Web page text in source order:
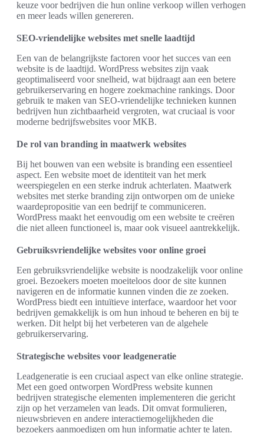
keuze voor bedrijven die hun online verkoop willen verhogen
en meer leads willen genereren.
SEO-vriendelijke websites met snelle laadtijd
Een van de belangrijkste factoren voor het succes van een
website is de laadtijd. WordPress websites zijn vaak
geoptimaliseerd voor snelheid, wat bijdraagt aan een betere
gebruikerservaring en hogere zoekmachine rankings. Door
gebruik te maken van SEO-vriendelijke technieken kunnen
bedrijven hun zichtbaarheid vergroten, wat cruciaal is voor
moderne bedrijfswebsites voor MKB.
De rol van branding in maatwerk websites
Bij het bouwen van een website is branding een essentieel
aspect. Een website moet de identiteit van het merk
weerspiegelen en een sterke indruk achterlaten. Maatwerk
websites met sterke branding zijn ontworpen om de unieke
waardepropositie van een bedrijf te communiceren.
WordPress maakt het eenvoudig om een website te creëren
die niet alleen functioneel is, maar ook visueel aantrekkelijk.
Gebruiksvriendelijke websites voor online groei
Een gebruiksvriendelijke website is noodzakelijk voor online
groei. Bezoekers moeten moeiteloos door de site kunnen
navigeren en de informatie kunnen vinden die ze zoeken.
WordPress biedt een intuïtieve interface, waardoor het voor
bedrijven gemakkelijk is om hun inhoud te beheren en bij te
werken. Dit helpt bij het verbeteren van de algehele
gebruikerservaring.
Strategische websites voor leadgeneratie
Leadgeneratie is een cruciaal aspect van elke online strategie.
Met een goed ontworpen WordPress website kunnen
bedrijven strategische elementen implementeren die gericht
zijn op het verzamelen van leads. Dit omvat formulieren,
nieuwsbrieven en andere interactiemogelijkheden die
bezoekers aanmoedigen om hun informatie achter te laten.